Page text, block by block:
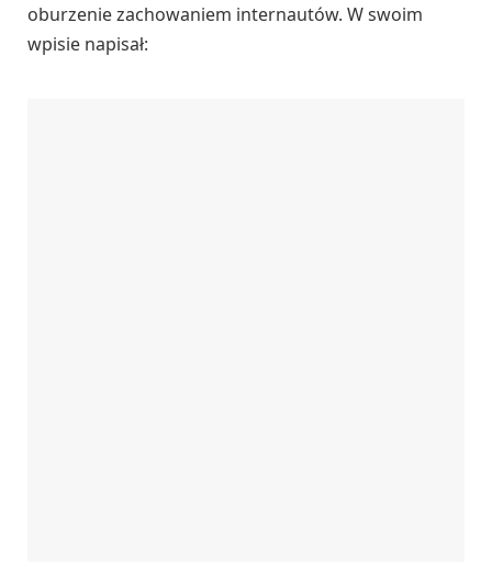
oburzenie zachowaniem internautów. W swoim
wpisie napisał: